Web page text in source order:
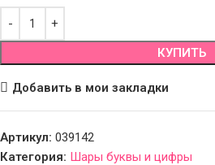
КУПИТЬ
Добавить в мои закладки
Артикул: 039142
Категория: Шары буквы и цифры